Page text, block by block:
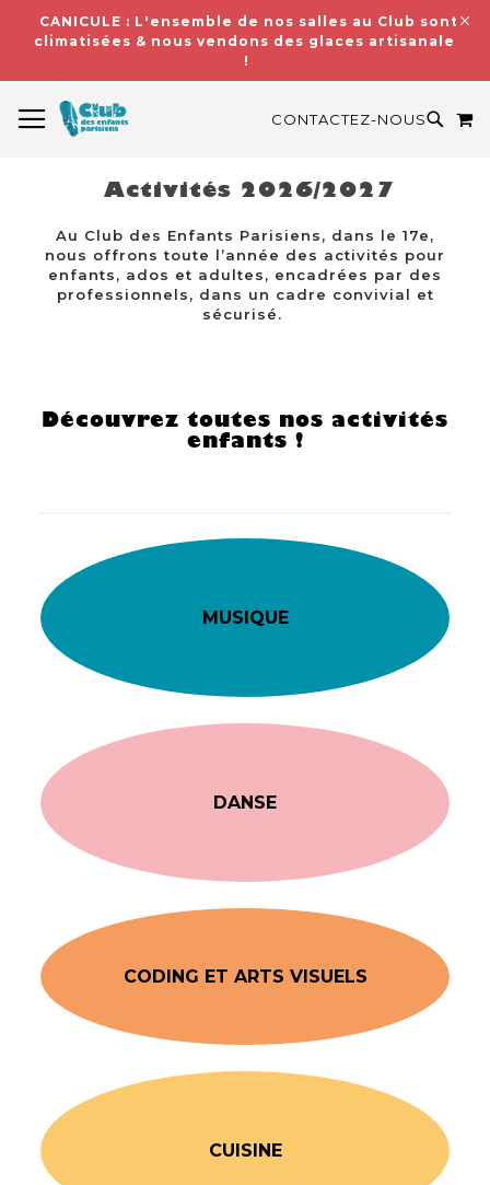
CANICULE : L'ensemble de nos salles au Club sont
climatisées & nous vendons des glaces artisanales
!
CONTACTEZ-NOUS
Activités 2026/2027
Au Club des Enfants Parisiens, dans le 17e,
nous offrons toute l’année des activités pour
enfants, ados et adultes, encadrées par des
professionnels, dans un cadre convivial et
sécurisé.
Découvrez toutes nos activités
enfants !
MUSIQUE
DANSE
CODING ET ARTS VISUELS
CUISINE